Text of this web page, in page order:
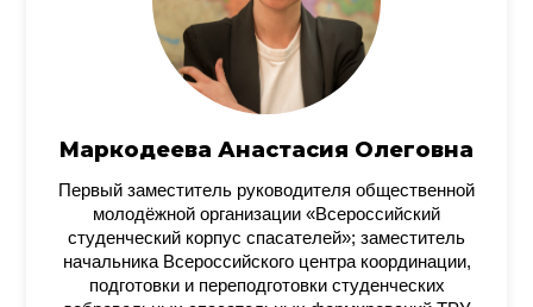
Маркодеева Анастасия Олеговна
Первый заместитель руководителя общественной
молодёжной организации «Всероссийский
студенческий корпус спасателей»; заместитель
начальника Всероссийского центра координации,
подготовки и переподготовки студенческих